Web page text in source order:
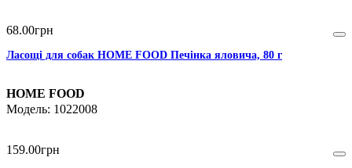
68.00грн
Ласощі для собак HOME FOOD Печінка яловича, 80 г
HOME FOOD
1022008
159.00грн